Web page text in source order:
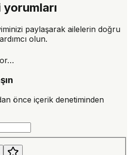
paylaşarak ailelerin doğru
olun.
önce içerik denetiminden